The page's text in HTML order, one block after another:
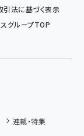
引法に基づく表示
グループTOP
連載・特集